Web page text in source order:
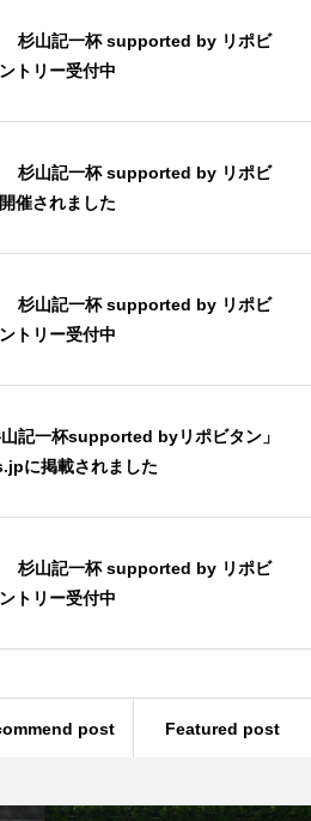
杉山記一杯 supported by リポビ
トリー受付中
杉山記一杯 supported by リポビ
催されました
杉山記一杯 supported by リポビ
トリー受付中
山記一杯supported byリポビタン」
に掲載されました
杉山記一杯 supported by リポビ
トリー受付中
post Featured post